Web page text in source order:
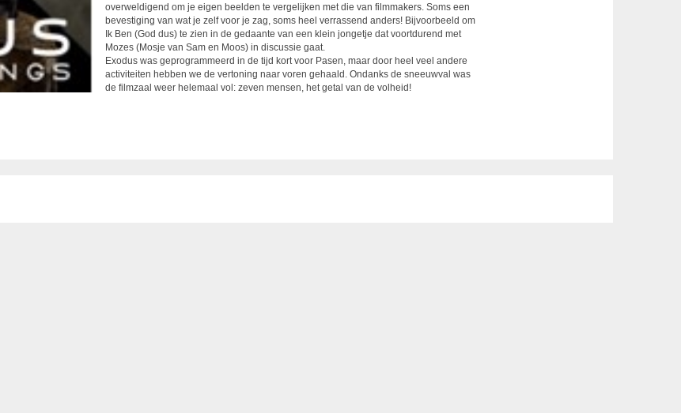
overweldigend om je eigen beelden te vergelijken met die van filmmakers. Soms een
bevestiging van wat je zelf voor je zag, soms heel verrassend anders! Bijvoorbeeld om
Ik Ben (God dus) te zien in de gedaante van een klein jongetje dat voortdurend met
Mozes (Mosje van Sam en Moos) in discussie gaat.
Exodus was geprogrammeerd in de tijd kort voor Pasen, maar door heel veel andere
activiteiten hebben we de vertoning naar voren gehaald. Ondanks de sneeuwval was
de filmzaal weer helemaal vol: zeven mensen, het getal van de volheid!